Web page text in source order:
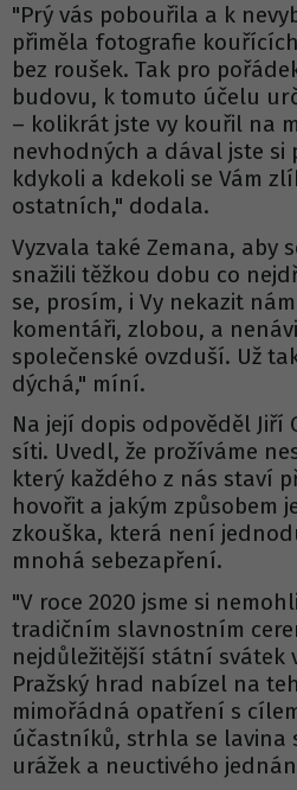
"Prý vás pobouřila a k
přiměla fotografie
bez roušek. Tak pro
budovu, k tomuto účelu
– kolikrát jste vy kouřil na
nevhodných a dával jste si
kdykoli a kdekoli se Vám
ostatních," dodala.
Vyzvala také Zemana, aby
snažili těžkou dobu co
se, prosím, i Vy nekazit
komentáři, zlobou, a
společenské ovzduší. Už
dýchá," míní.
Na její dopis odpověděl Jiří
síti. Uvedl, že prožíváme
který každého z nás staví
hovořit a jakým způsobem
zkouška, která není
mnohá sebezapření.
"V roce 2020 jsme si
tradičním slavnostním
nejdůležitější státní svátek
Pražský hrad nabízel na
mimořádná opatření s
účastníků, strhla se lavina
urážek a neuctivého